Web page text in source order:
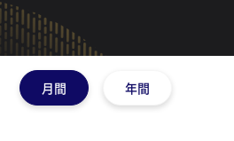
月間 年間